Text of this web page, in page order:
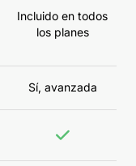
Incluido en todos
los planes
Sí, avanzada